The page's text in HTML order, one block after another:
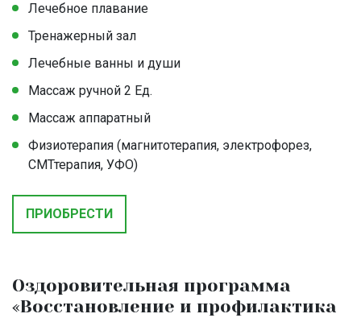
Лечебное плавание
Тренажерный зал
Лечебные ванны и души
Массаж ручной 2 Ед.
Массаж аппаратный
Физиотерапия (магнитотерапия, электрофорез,
СМТтерапия, УФО)
ПРИОБРЕСТИ
Оздоровительная программа
«Восстановление и профилактика